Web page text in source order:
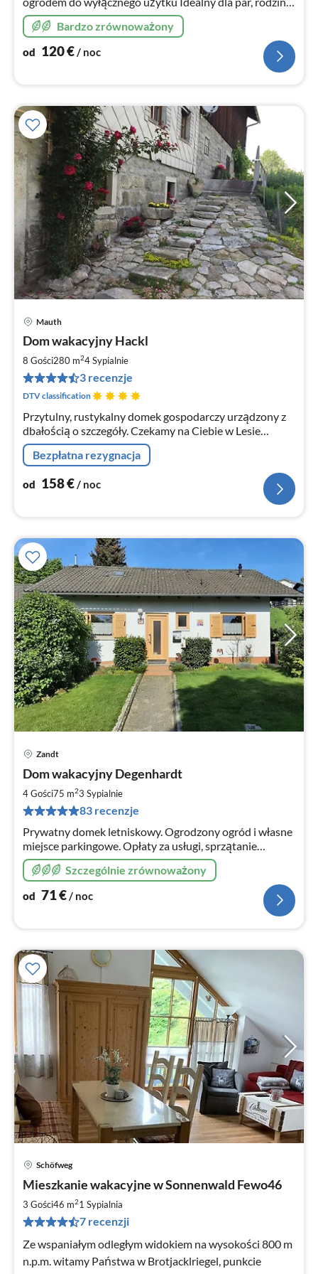
wędrowców, zaklinaczy lasów, koneserów lub
sportowcówBardzo zrównoważony
od 120€/ noc
Mauth
Dom wakacyjny Hackl
8 Gości280 m24Sypialnie
3 recenzje
DTV classification
Przytulny, rustykalny domek gospodarczy urządzony z
dbałością o szczegóły. Czekamy na Ciebie w Lesie
Bawarskim!
Bezpłatna rezygnacja
od 158€/ noc
Zandt
Dom wakacyjny Degenhardt
4 Gości75 m23 Sypialnie
83 recenzje
Prywatny domek letniskowy. Ogrodzony ogród i własne
miejsce parkingowe. Opłaty za usługi, sprzątanie
końcowe i Wi-Fi wliczone w cenę. Szczególny klimat
dzięki otwartej konstrukcji aż po dach. Położone na
obrzeżach.
Szczególnie zrównoważony
od 71€/ noc
Schöfweg
Mieszkanie wakacyjne w Sonnenwald Fewo46
3 Gości46 m21 Sypialnia
7 recenzji
Ze wspaniałym odległym widokiem na wysokości 800 m
n.p.m. witamy Państwa w Brotjacklriegel, punkcie